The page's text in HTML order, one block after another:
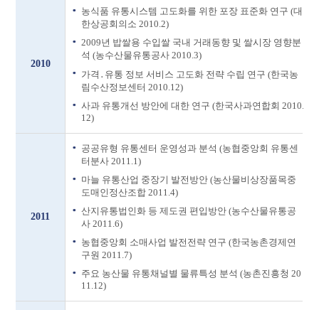
2010
농식품 유통시스템 고도화를 위한 포장 표준화 연구 (대
한상공회의소 2010.2)
2009년 밥쌀용 수입쌀 국내 거래동향 및 쌀시장 영향분
석 (농수산물유통공사 2010.3)
가격․유통 정보 서비스 고도화 전략 수립 연구 (한국농
림수산정보센터 2010.12)
사과 유통개선 방안에 대한 연구 (한국사과연합회 2010.
12)
2011
공공유형 유통센터 운영성과 분석 (농협중앙회 유통센
터분사 2011.1)
마늘 유통산업 중장기 발전방안 (농산물비상장품목중
도매인정산조합 2011.4)
산지유통법인화 등 제도권 편입방안 (농수산물유통공
사 2011.6)
농협중앙회 소매사업 발전전략 연구 (한국농촌경제연
구원 2011.7)
주요 농산물 유통채널별 물류특성 분석 (농촌진흥청 20
11.12)